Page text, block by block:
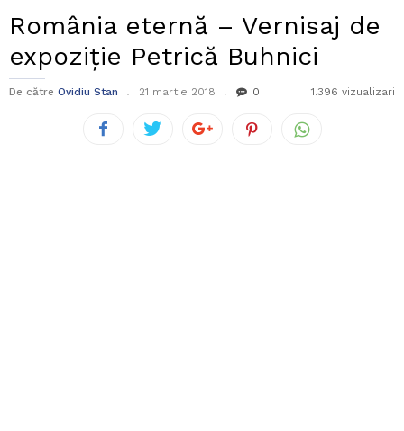
România eternă – Vernisaj de
expoziție Petrică Buhnici
De către Ovidiu Stan 21 martie 2018 0 1.396 vizualizari